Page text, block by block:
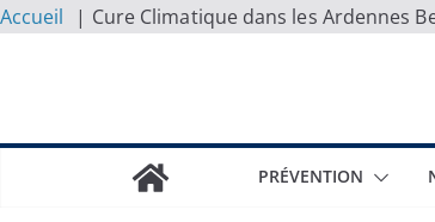
Accueil
Cure Climatique dans les Ardennes
PRÉVENTION